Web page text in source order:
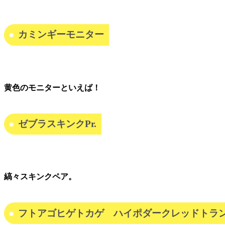
カミンギーモニター
黄色のモニターといえば！
ゼブラスキンクPr.
縞々スキンクペア。
フトアゴヒゲトカゲ ハイポダークレッドトラ